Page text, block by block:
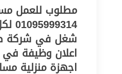
مطلوب للعمل
شغل في شركة
اعلان وظيفة
اجهزة منزلية